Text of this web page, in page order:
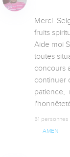
Merci
fruits
Aide moi
toutes
concours
continuer
patience,
51
AMEN